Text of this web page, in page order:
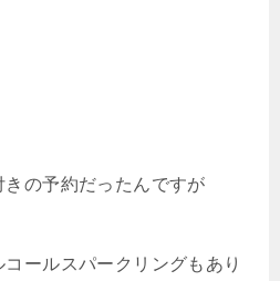
の予約だったんですが
ールスパークリングもあり